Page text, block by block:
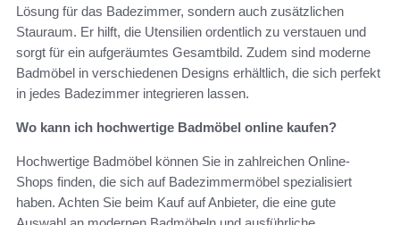
Lösung für das Badezimmer, sondern auch zusätzlichen
Stauraum. Er hilft, die Utensilien ordentlich zu verstauen und
sorgt für ein aufgeräumtes Gesamtbild. Zudem sind moderne
Badmöbel in verschiedenen Designs erhältlich, die sich perfekt
in jedes Badezimmer integrieren lassen.
Wo kann ich hochwertige Badmöbel online kaufen?
Hochwertige Badmöbel können Sie in zahlreichen Online-
Shops finden, die sich auf Badezimmermöbel spezialisiert
haben. Achten Sie beim Kauf auf Anbieter, die eine gute